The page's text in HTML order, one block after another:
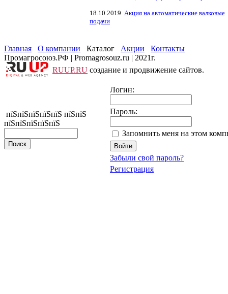
18.10.2019 Акция на автоматические валковые
подачи
Главная О компании Каталог Акции
Контакты
Промагросоюз.РФ | Promagrosouz.ru | 2021г.
RUUP.RU создание и продвижение сайтов.
пїЅпїЅпїЅпїЅпїЅ пїЅпїЅ
пїЅпїЅпїЅпїЅпїЅ
Логин:
Пароль:
Запомнить меня на этом
Забыли свой пароль?
Регистрация